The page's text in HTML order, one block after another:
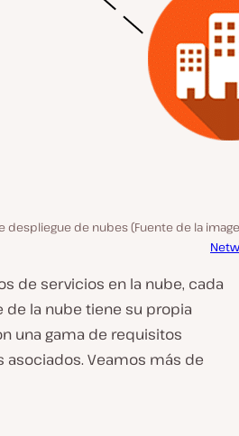
despliegue de nubes (Fuente de la
de servicios en la nube, cada
la nube tiene su propia
una gama de requisitos
Veamos más de